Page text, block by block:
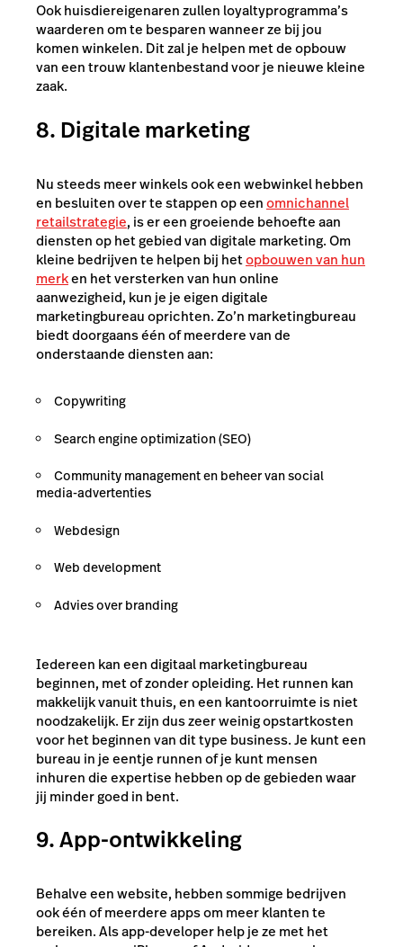
Ook huisdiereigenaren zullen loyaltyprogramma’s
waarderen om te besparen wanneer ze bij jou
komen winkelen. Dit zal je helpen met de opbouw
van een trouw klantenbestand voor je nieuwe kleine
zaak.
8. Digitale marketing
Nu steeds meer winkels ook een webwinkel hebben
en besluiten over te stappen op eenomnichannel
retailstrategie, is er een groeiende behoefte aan
diensten op het gebied van digitale marketing. Om
kleine bedrijven te helpen bij hetopbouwen van hun
merken het versterken van hun online
aanwezigheid, kun je je eigen digitale
marketingbureau oprichten. Zo’n marketingbureau
biedt doorgaans één of meerdere van de
onderstaande diensten aan:
Copywriting
Search engine optimization (SEO)
Community management en beheer van social
media-advertenties
Webdesign
Web development
Advies over branding
Iedereen kan een digitaal marketingbureau
beginnen, met of zonder opleiding. Het runnen kan
makkelijk vanuit thuis, en een kantoorruimte is niet
noodzakelijk. Er zijn dus zeer weinig opstartkosten
voor het beginnen van dit type business. Je kunt een
bureau in je eentje runnen of je kunt mensen
inhuren die expertise hebben op de gebieden waar
jij minder goed in bent.
9. App-ontwikkeling
Behalve een website, hebben sommige bedrijven
ook één of meerdere apps om meer klanten te
bereiken. Als app-developer help je ze met het